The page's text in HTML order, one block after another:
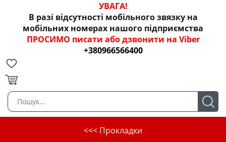
УВАГА!
В разі відсутності мобільного звязку на
мобільних номерах нашого підприємства
ПРОСИМО писати або дзвонити на Viber
+380966566400
<<< Прокладки